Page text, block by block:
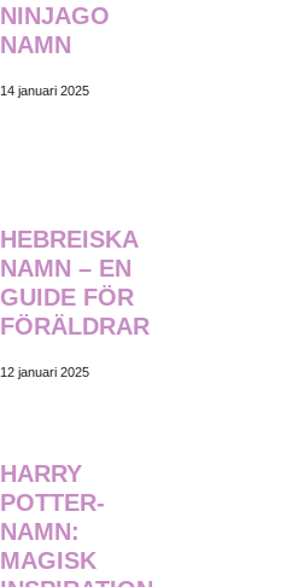
NINJAGO
NAMN
14 januari 2025
HEBREISKA
NAMN – EN
GUIDE FÖR
FÖRÄLDRAR
12 januari 2025
HARRY
POTTER-
NAMN:
MAGISK